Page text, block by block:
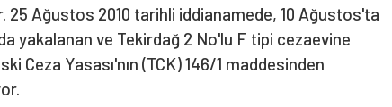
25 Ağustos 2010 tarihli iddianamede, 10 Ağustos'ta
yakalanan ve Tekirdağ 2 No'lu F tipi cezaevine
Ceza Yasası'nın (TCK) 146/1 maddesinden